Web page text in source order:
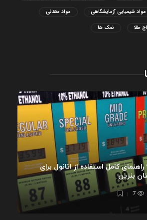
مواد شیمیایی آزمایشگاهی مواد معدنی
طلا نمک ها
کامل استفاده از اتانول برای
بنزین
7